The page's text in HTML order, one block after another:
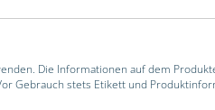
Die Informationen auf dem
Gebrauch stets Etikett und